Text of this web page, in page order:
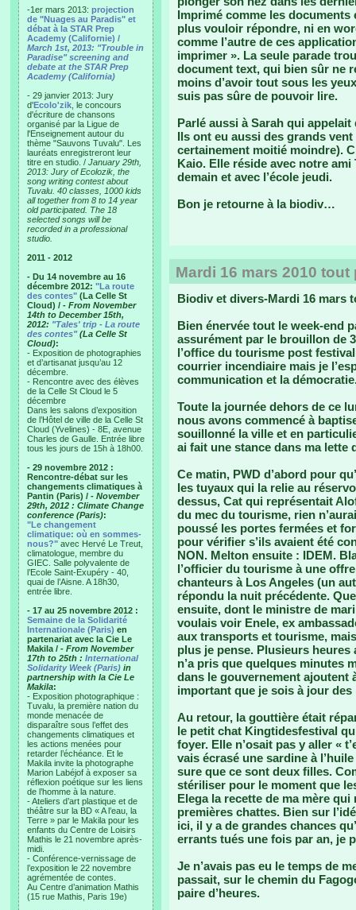
-1er mars 2013: projection
de "Nuages au Paradis" et
débat à la STAR Prep
Academy (Californie) /
March 1st, 2013: "Trouble in
Paradise" screening and
debate at the STAR Prep
Academy (California)
- 29 janvier 2013: Jury
d'Ecolo'zik , le concours
d'écriture de chansons
organisé par la Ligue de
l'Enseignement autour du
thème "Sauvons Tuvalu". Les
lauréats enregistreront leur
titre en studio. / January 29th,
2013: Jury of Ecolozik, the
song writing contest about
Tuvalu. 40 classes, 1000 kids
all together from 8 to 14 year
old participated. The 18
selected songs will be
recorded in a professional
studio.
2011 - 2012
- Du 14 novembre au 16
décembre 2012: "La route
des contes" (La Celle St
Cloud) / - From November
14th to December 15th,
2012: "Tales' trip - La route
des contes"(La Celle St
Cloud):
- Exposition de photographies
et d’artisanat jusqu’au 12
décembre.
- Rencontre avec des élèves
de la Celle St Cloud le 5
décembre
Dans les salons d’exposition
de l’Hôtel de ville de la Celle St
Cloud (Yvelines) - 8E, avenue
Charles de Gaulle. Entrée libre
tous les jours de 15h à 18h00.
- 29 novembre 2012 :
Rencontre-débat sur les
changements climatiques à
Pantin (Paris) / - November
29th, 2012 : Climate Change
conference (Paris):
"Le changement
climatique: où en sommes-
nous?" avec Hervé Le Treut,
climatologue, membre du
GIEC. Salle polyvalente de
l’Ecole Saint-Exupéry - 40,
quai de l’Aisne. A 18h30,
entrée libre.
- 17 au 25 novembre 2012 :
Semaine de la Solidarité
Internationale (Paris) en
partenariat avec la Cie Le
Makila / - From November
17th to 25th : International
Solidarity Week (Paris) in
partnership with la Cie Le
Makila:
- Exposition photographique :
Tuvalu, la première nation du
monde menacée de
disparaître sous l’effet des
changements climatiques et
les actions menées pour
retarder l’échéance. Et le
Makila invite la photographe
Marion Labéjof à exposer sa
réflexion poétique sur les liens
de l’homme à la nature.
- Ateliers d’art plastique et de
théâtre sur la BD « A l’eau, la
Terre » par le Makila pour les
enfants du Centre de Loisirs
Mathis le 21 novembre après-
midi.
- Conférence-vernissage de
l’exposition le 22 novembre
agrémentée de contes.
Au Centre d’animation Mathis
(15 rue Mathis, Paris 19e)
Imprimé comme les documents
plus vouloir répondre, ni en
comme l’autre de ces
imprimer ». La seule parade
document text, qui bien sûr ne
moins d’avoir tout sous les
suis pas sûre de pouvoir lire.
Parlé aussi à Sarah qui
Ils ont eu aussi des grands
certainement moitié moindre).
Kaio. Elle réside avec notre ami
demain et avec l’école jeudi.
Bon je retourne à la biodiv…
Mardi 16 mars 2010
Biodiv et divers-Mardi 16 mars
Bien énervée tout le week-end
assurément par le brouillon de
l’office du tourisme post
courrier incendiaire mais je
communication et la
Toute la journée dehors de ce
nous avons commencé à
souillonné la ville et en
ai fait une stance dans ma lette
Ce matin, PWD d’abord pour
les tuyaux qui la relie au
dessus, Cat qui représentait
du mec du tourisme, rien
poussé les portes fermées et
pour vérifier s’ils avaient été
NON. Melton ensuite : IDEM.
l’officier du tourisme à une
chanteurs à Los Angeles (un
répondu la nuit précédente.
ensuite, dont le ministre de
voulais voir Enele, ex
aux transports et tourisme,
plus je pense. Plusieurs heures
n’a pris que quelques minutes
dans le gouvernement ajoutent
important que je sois à jour
Au retour, la gouttière était
le petit chat Kingtidesfestival
foyer. Elle n’osait pas y aller «
vais écrasé une sardine à
sure que ce sont deux filles.
stériliser pour le moment que
Elega la recette de ma mère
premières chattes. Bien sur
ici, il y a de grandes chances
errants tués une fois par an, je
Je n’avais pas eu le temps de
passait, sur le chemin du
paire d’heures.